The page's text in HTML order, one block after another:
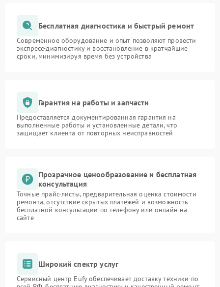
Бесплатная диагностика и быстрый ремонт
Современное оборудование и опыт позволяют провести
экспресс-диагностику и восстановление в кратчайшие
сроки, минимизируя время без устройства
Гарантия на работы и запчасти
Предоставляется документированная гарантия на
выполненные работы и установленные детали, что
защищает клиента от повторных неисправностей
Прозрачное ценообразование и бесплатная
консультация
Точные прайс-листы, предварительная оценка стоимости
ремонта, отсутствие скрытых платежей и возможность
бесплатной консультации по телефону или онлайн на
сайте
Широкий спектр услуг
Сервисный центр Eufy обеспечивает доставку техники по